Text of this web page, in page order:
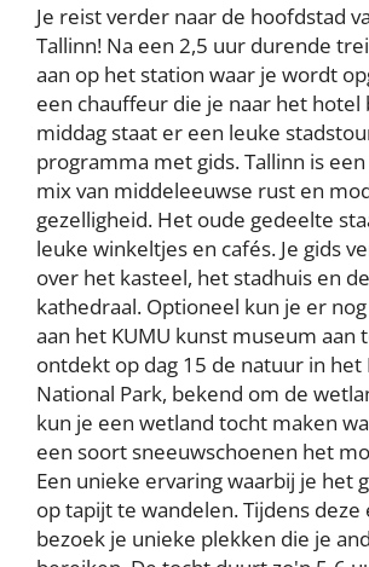
Je reist verder naar de hoofdstad
Tallinn! Na een 2,5 uur durende
aan op het station waar je wordt
een chauffeur die je naar het hotel
middag staat er een leuke
programma met gids. Tallinn is
mix van middeleeuwse rust en
gezelligheid. Het oude gedeelte
leuke winkeltjes en cafés. Je gids
over het kasteel, het stadhuis en
kathedraal. Optioneel kun je er
aan het KUMU kunst museum aan
ontdekt op dag 15 de natuur in het
National Park, bekend om de
kun je een wetland tocht maken
een soort sneeuwschoenen het
Een unieke ervaring waarbij je het
op tapijt te wandelen. Tijdens deze
bezoek je unieke plekken die je